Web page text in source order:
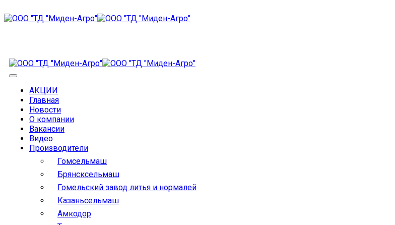
АКЦИИ
Главная
Новости
О компании
Вакансии
Видео
Производители
Гомсельмаш
Брянсксельмаш
Гомельский завод литья и нормалей
Казаньсельмаш
Амкодор